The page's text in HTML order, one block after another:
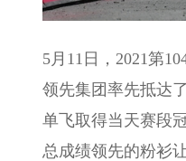
5月11日，2021第
领先集团率先抵达
单飞取得当天赛段
总成绩领先的粉衫